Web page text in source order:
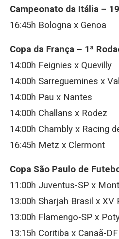
Campeonato da Itália –
16:45h Bologna x Genoa
Copa da França – 1ª
14:00h Feignies x Quevilly
14:00h Sarreguemines x
14:00h Pau x Nantes
14:00h Challans x Rodez
14:00h Chambly x Racing
16:45h Metz x Clermont
Copa São Paulo de
11:00h Juventus-SP x
13:00h Sharjah Brasil x XV
13:00h Flamengo-SP x
13:15h Coritiba x Canaã-DF